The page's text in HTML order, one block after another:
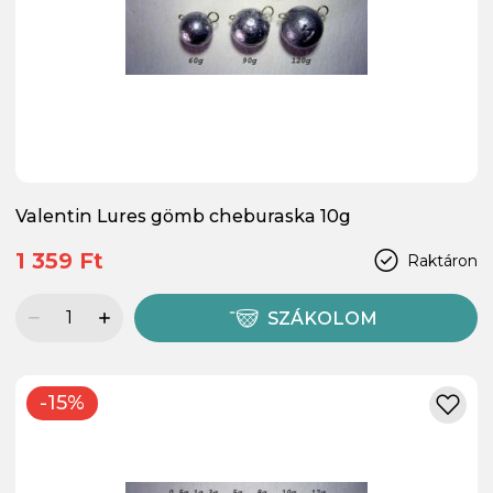
Valentin Lures gömb cheburaska 10g
Raktáron
1 359 Ft
SZÁKOLOM
-15%